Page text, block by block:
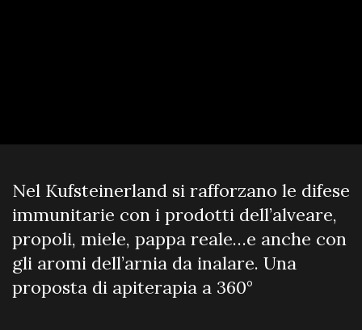
Nel Kufsteinerland si rafforzano le difese
immunitarie con i prodotti dell’alveare,
propoli, miele, pappa reale…e anche con
gli aromi dell’arnia da inalare. Una
proposta di apiterapia a 360°